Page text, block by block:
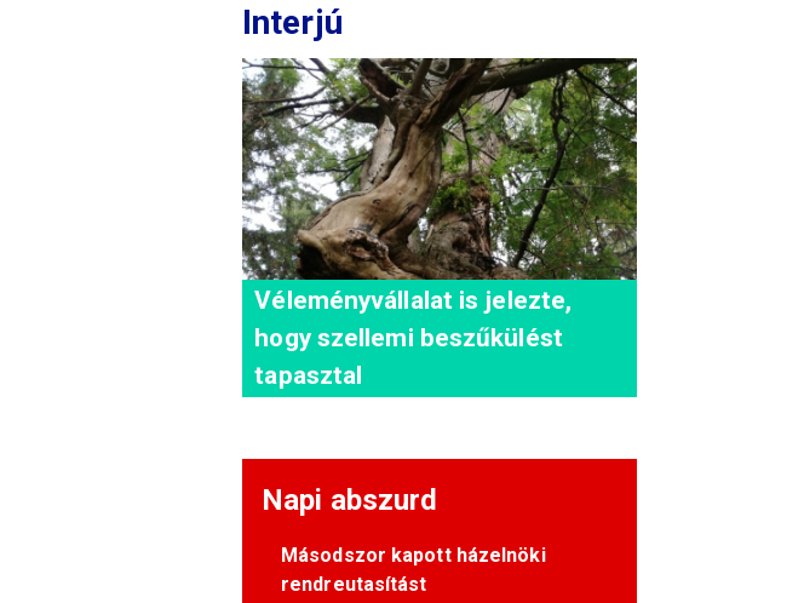
Interjú
Véleményvállalat is jelezte,
hogy szellemi beszűkülést
tapasztal
Napi abszurd
Másodszor kapott házelnöki
rendreutasítást